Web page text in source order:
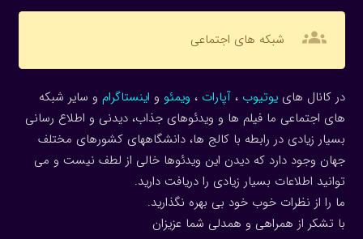
groups شبکه های اجتماعی
در کانال هاییوتیوب ، آپارات ، ویمئو و اینستاگرام و سایر شبکه
های اجتماعی ما فیلم ها و ویدئوهای جذاب، دیدنی و اطلاع رسانی
بسیار زیادی در رابطه با کالج ها، دانشگاههای کشورهای مختلف
جهان وجود دارد که دیدن این ویدئوها خالی از لطف نیست و می
توانید اطلاعات بسیار زیادی را دریافت دارید.
ما را از نظرات خوب خود بی بهره نگذارید.
با تشکر از همراهی و همدلی شما عزیزان